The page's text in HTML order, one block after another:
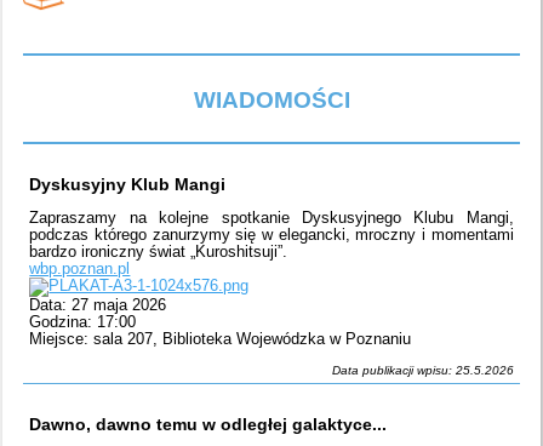
WIADOMOŚCI
Dyskusyjny Klub Mangi
Zapraszamy na kolejne spotkanie Dyskusyjnego Klubu Mangi,
podczas którego zanurzymy się w elegancki, mroczny i momentami
bardzo ironiczny świat „Kuroshitsuji”.
wbp.poznan.pl
Data: 27 maja 2026
Godzina: 17:00
Miejsce: sala 207, Biblioteka Wojewódzka w Poznaniu
Data publikacji wpisu: 25.5.2026
Dawno, dawno temu w odległej galaktyce...